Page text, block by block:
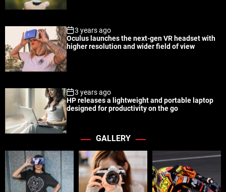
3 years ago
Oculus launches the next-gen VR headset with
higher resolution and wider field of view
3 years ago
HP releases a lightweight and portable laptop
designed for productivity on the go
GALLERY